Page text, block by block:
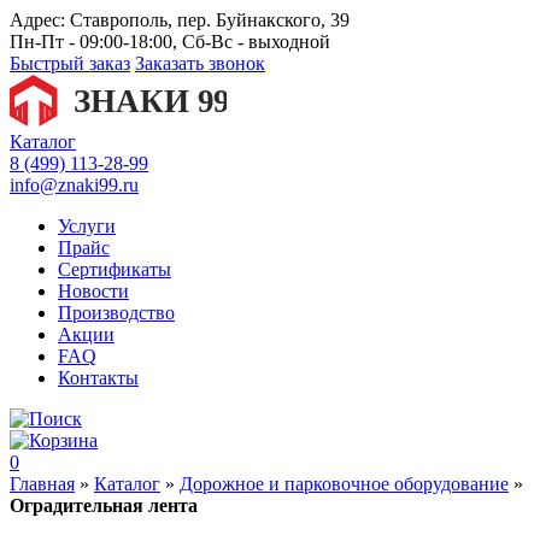
Адрес: Ставрополь, пер. Буйнакского, 39
Пн-Пт - 09:00-18:00, Сб-Вс - выходной
Быстрый заказ Заказать звонок
Каталог
8 (499) 113-28-99
info@znaki99.ru
Услуги
Прайс
Сертификаты
Новости
Производство
Акции
FAQ
Контакты
0
Главная » Каталог » Дорожное и парковочное оборудование »
Оградительная лента